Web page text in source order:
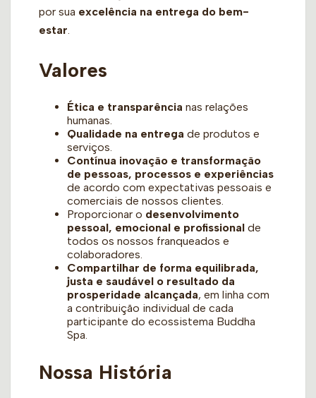
por sua excelência na entrega do bem-
estar.
Valores
Ética e transparência nas relações
humanas.
Qualidade na entrega de produtos e
serviços.
Contínua inovação e transformação
de pessoas, processos e experiências
de acordo com expectativas pessoais e
comerciais de nossos clientes.
Proporcionar o desenvolvimento
pessoal, emocional e profissional de
todos os nossos franqueados e
colaboradores.
Compartilhar de forma equilibrada,
justa e saudável o resultado da
prosperidade alcançada, em linha com
a contribuição individual de cada
participante do ecossistema Buddha
Spa.
Nossa História